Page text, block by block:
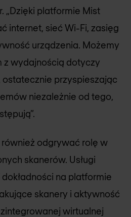
„Dzięki platformie Mist
internet, sieć Wi-Fi, zasięg
urządzenia. Możemy
z wydajnością dotyczy
przyspieszając
niezależnie od tego,
odgrywać rolę w
skanerów. Usługi
na platformie
skanery i aktywność
wirtualnej